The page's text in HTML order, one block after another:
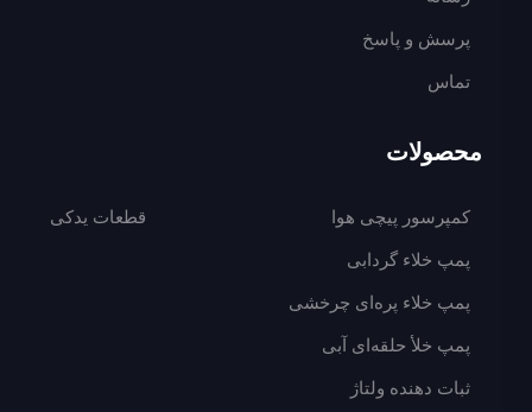
پرسش و پاسخ
تماس
محصولات
کمپرسور پیچی هوا
پمپ خلاء گردابی
پمپ خلاء پره‌ای چرخشی
پمپ خلأ حلقه‌ای آبی
ثبات دهنده ولتاژ
قطعات یدکی